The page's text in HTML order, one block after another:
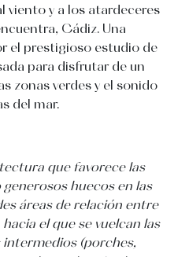
viento y a los atardeceres
Cádiz. Una
el prestigioso estudio de
para disfrutar de un
zonas verdes y el sonido
del mar.
que favorece las
huecos en las
áreas de relación entre
el que se vuelcan las
intermedios (porches,